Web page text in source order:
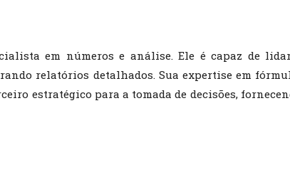
em números e análise. Ele é capaz de
relatórios detalhados. Sua expertise em
estratégico para a tomada de decisões,